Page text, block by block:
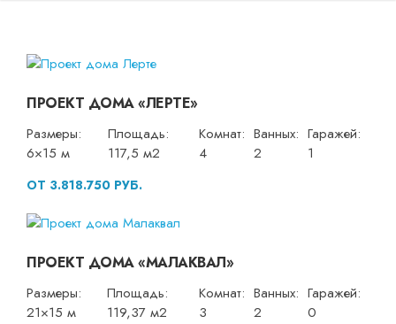
ПРОЕКТ ДОМА «ЛЕРТЕ»
Размеры:
6×15 м
Площадь:
117,5 м2
Комнат:
4
Ванных:
2
Гаражей:
1
ОТ 3.818.750 РУБ.
ПРОЕКТ ДОМА «МАЛАКВАЛ»
Размеры:
21×15 м
Площадь:
119,37 м2
Комнат:
3
Ванных:
2
Гаражей:
0